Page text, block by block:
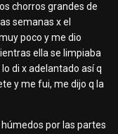
chorros grandes de
semanas x el
poco y me dio
ella se limpiaba
di x adelantado así q
y me fui, me dijo q la
húmedos por las partes